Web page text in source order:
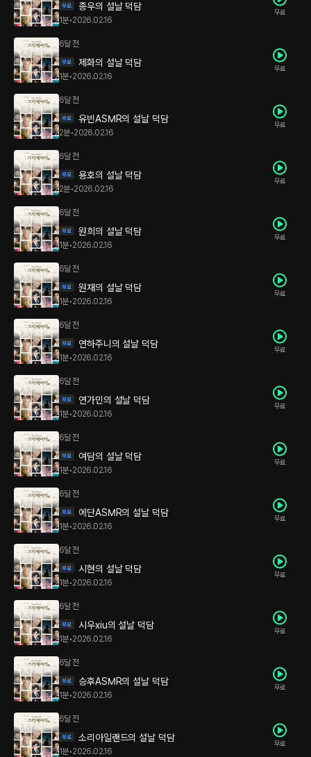
종우의 설날 덕담
1분•2026.02.16
무료
6달 전
제화의 설날 덕담
1분•2026.02.16
무료
6달 전
유빈ASMR의 설날 덕담
2분•2026.02.16
무료
6달 전
용호의 설날 덕담
2분•2026.02.16
무료
6달 전
원희의 설날 덕담
1분•2026.02.16
무료
6달 전
원재의 설날 덕담
1분•2026.02.16
무료
6달 전
연하주니의 설날 덕담
1분•2026.02.16
무료
6달 전
연가민의 설날 덕담
1분•2026.02.16
무료
6달 전
여담의 설날 덕담
1분•2026.02.16
무료
6달 전
에단ASMR의 설날 덕담
1분•2026.02.16
무료
6달 전
시현의 설날 덕담
1분•2026.02.16
무료
6달 전
시우xiu의 설날 덕담
1분•2026.02.16
무료
6달 전
승후ASMR의 설날 덕담
1분•2026.02.16
무료
6달 전
소리아일랜드의 설날 덕담
1분•2026.02.16
무료